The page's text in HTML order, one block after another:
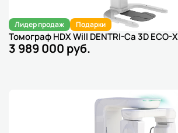
Лидер продаж Подарки
Томограф HDX Will DENTRI-Ca 3D ECO-
3 989 000 руб.